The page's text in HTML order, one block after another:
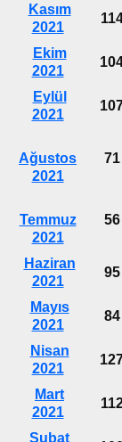
Kasım
2021
Ekim
2021
Eylül
2021
Ağustos
2021
71
Temmuz
2021
56
Haziran
2021
95
Mayıs
2021
84
Nisan
2021
Mart
2021
Şubat